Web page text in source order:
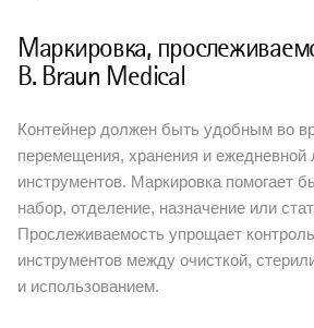
Маркировка,
B. Braun Medical
Контейнер должен быть удобным во
перемещения, хранения и ежедневной
инструментов. Маркировка помогает
набор, отделение, назначение или
Прослеживаемость упрощает
инструментов между очисткой,
и использованием.